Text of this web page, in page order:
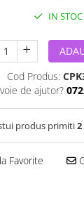
IN STOC
Cod Produs:
de ajutor?
produs primiti2
Favorite